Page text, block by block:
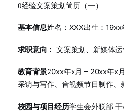
0经验文案策划简历（一）
基本信息姓名：XXX出生：19xx
求职意向： 文案策划、新媒体
教育背景20xx年x月 – 20xx年x
采访与写作、音视频节目制作、
校园与项目经历学生会外联部